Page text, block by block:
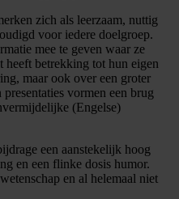
zich als leerzaam, nuttig
voor iedere doelgroep.
mee te geven waar ze
betrekking tot hun eigen
maar ook over een groter
vormen een brug
(Engelse)
een aanstekelijk hoog
en een flinke dosis humor.
en al helemaal niet